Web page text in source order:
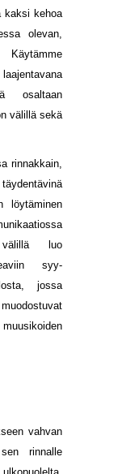
kaksi kehoa
olevan,
osaltaan
välillä sekä
rinnakkain,
löytäminen
luo
syy-
jossa
vahvan
rinnalle